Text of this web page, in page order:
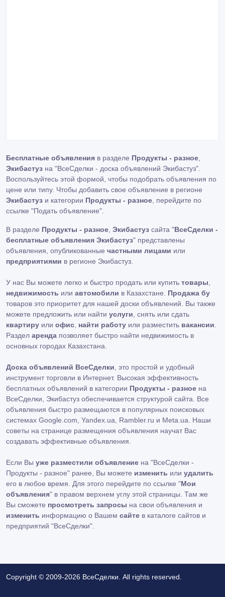
Бесплатные объявления в разделе Продукты - разное
Экибастуз на "ВсеСделки - доска объявлений Экибастуз".
Воспользуйтесь этой формой, чтобы подобрать объявления по
цене или типу. Чтобы добавить свое объявление в регионе
Экибастуз и категории Продукты - разное , перейдите по
ссылке "Подать объявление"
В разделе Продукты - разное Экибастуз сайта "ВсеСделки -
бесплатные объявления Экибастуз" представлены
объявления, опубликованные частными лицами или
предприятиями в регионе Экибастуз.
У нас Вы можете легко и быстро продать или купить товары
недвижимость или автомобили в Казахстане. Продажа бу
товаров это приоритет для нашей доски объявлений. Вы также
можете предложить или найти услуги , снять или сдать
квартиру или офис найти работу или разместить вакансии
Раздел аренда позволяет быстро найти недвижимость в
основных городах Казахстана.
Доска объявлений ВсеСделки , это простой и удобный
инструмент торговли в Интернет. Высокая эффективность
бесплатных объявлений в категории Продукты - разное на
ВсеСделки, Экибастуз обеспечивается структурой сайта. Все
объявления быстро размещаются в популярных поисковых
системах Google.com, Yandex.ua, Rambler.ru и Meta.ua. Наши
советы на странице размещения объявления научат Вас
создавать эффективные объявления.
Если Вы уже разместили объявление на "ВсеСделки -
Продукты - разное" ранее, Вы можете изменить или удалить
его в любое время. Для этого перейдите по ссылке "Мои
объявления" в правом верхнем углу этой страницы. Там же
Вы сможете просмотреть запросы на свои объявления и
изменить информацию о Вашем сайте в каталоге сайтов и
предприятий "ВсеСделки".
Copyright © 2009-2026 ВсеСделки. All rights reserved.